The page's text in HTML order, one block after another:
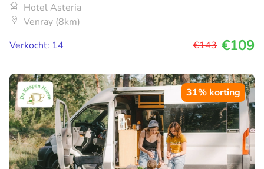
Hotel Asteria
Venray (8km)
Verkocht: 14
€143 €109
31% korting